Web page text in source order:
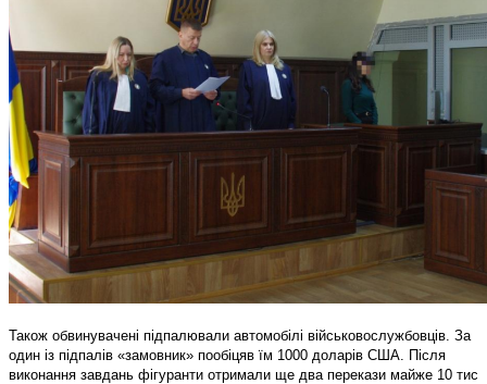
Також обвинувачені підпалювали автомобілі військовослужбовців. За
один із підпалів «замовник» пообіцяв їм 1000 доларів США. Після
виконання завдань фігуранти отримали ще два перекази майже 10 тис